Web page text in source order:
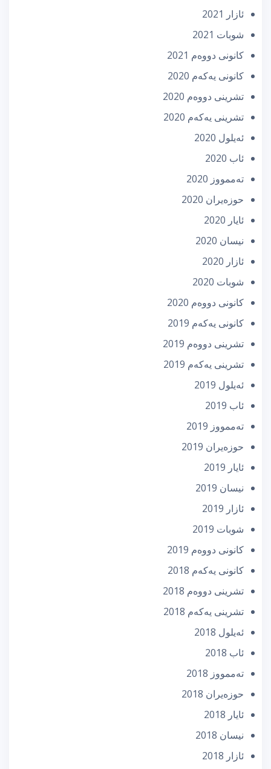
ئازار 2021
شوبات 2021
كانونی دووه‌م 2021
كانونی یه‌كه‌م 2020
تشرینی دووه‌م 2020
تشرینی یه‌كه‌م 2020
ئه‌یلول 2020
ئاب 2020
تەممووز 2020
حوزه‌یران 2020
ئایار 2020
نیسان 2020
ئازار 2020
شوبات 2020
كانونی دووه‌م 2020
كانونی یه‌كه‌م 2019
تشرینی دووه‌م 2019
تشرینی یه‌كه‌م 2019
ئه‌یلول 2019
ئاب 2019
تەممووز 2019
حوزه‌یران 2019
ئایار 2019
نیسان 2019
ئازار 2019
شوبات 2019
كانونی دووه‌م 2019
كانونی یه‌كه‌م 2018
تشرینی دووه‌م 2018
تشرینی یه‌كه‌م 2018
ئه‌یلول 2018
ئاب 2018
تەممووز 2018
حوزه‌یران 2018
ئایار 2018
نیسان 2018
ئازار 2018